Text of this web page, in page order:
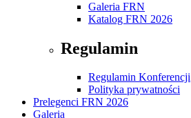
Galeria FRN
Katalog FRN 2026
Regulamin
Regulamin Konferencji
Polityka prywatności
Prelegenci FRN 2026
Galeria